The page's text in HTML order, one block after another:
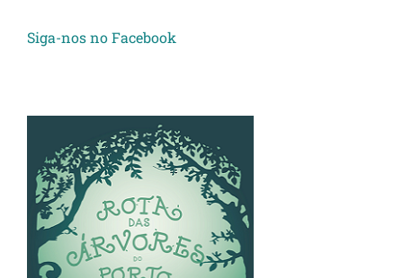
Siga-nos no Facebook